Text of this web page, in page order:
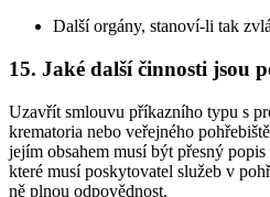
Další orgány, stanoví-li tak
15. Jaké další činnosti jsou
Uzavřít smlouvu příkazního typu s
krematoria nebo veřejného
jejím obsahem musí být přesný
které musí poskytovatel služeb v
ně plnou odpovědnost.